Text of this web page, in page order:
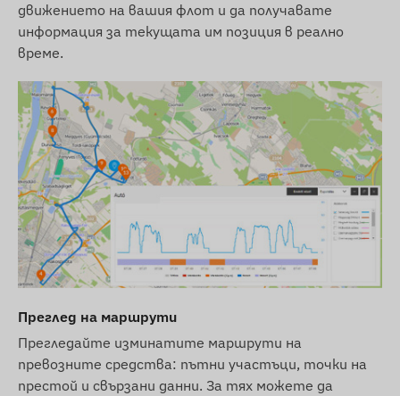
показаните изображения. Запазваме си
правото на промени от страна на
производителя по отношение на евентуални
несъответствия.
движението на вашия флот и да получавате
информация за текущата им позиция в реално
време.
Преглед на маршрути
Прегледайте изминатите маршрути на
превозните средства: пътни участъци, точки на
престой и свързани данни. За тях можете да